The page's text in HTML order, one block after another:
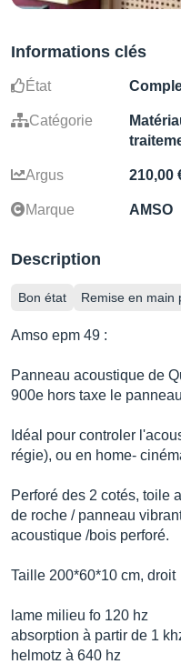
Informations clés
État
Catégorie
Argus 210,00
Marque AMSO
Description
Bon état Remise en main
Amso epm 49 :
Panneau acoustique de
900e hors taxe le
Idéal pour controler
régie), ou en home-
Perforé des 2 cotés, toile
de roche / panneau
acoustique /bois perforé.
Taille 200*60*10 cm, droit
lame milieu fo 120 hz
absorption à partir de 1
helmotz à 640 hz